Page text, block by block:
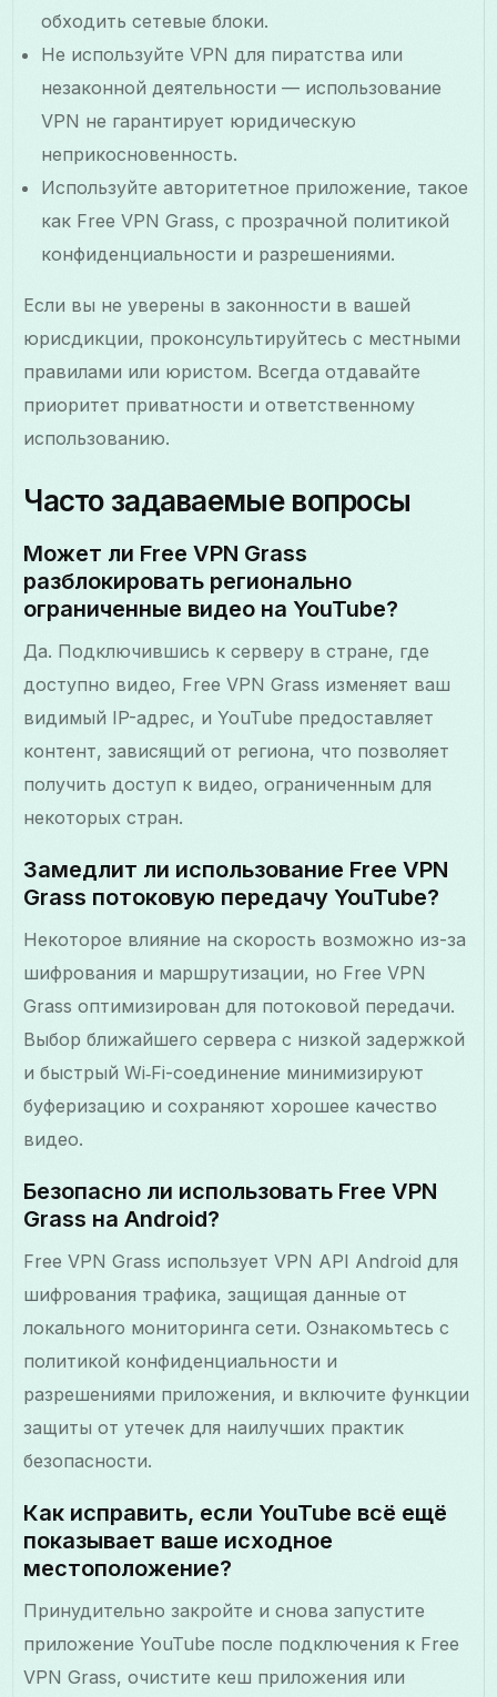
обходить сетевые блоки.
Не используйте VPN для пиратства или
незаконной деятельности — использование
VPN не гарантирует юридическую
неприкосновенность.
Используйте авторитетное приложение, такое
как Free VPN Grass, с прозрачной политикой
конфиденциальности и разрешениями.
Если вы не уверены в законности в вашей
юрисдикции, проконсультируйтесь с местными
правилами или юристом. Всегда отдавайте
приоритет приватности и ответственному
использованию.
Часто задаваемые вопросы
Может ли Free VPN Grass
разблокировать регионально
ограниченные видео на YouTube?
Да. Подключившись к серверу в стране, где
доступно видео, Free VPN Grass изменяет ваш
видимый IP-адрес, и YouTube предоставляет
контент, зависящий от региона, что позволяет
получить доступ к видео, ограниченным для
некоторых стран.
Замедлит ли использование Free VPN
Grass потоковую передачу YouTube?
Некоторое влияние на скорость возможно из-за
шифрования и маршрутизации, но Free VPN
Grass оптимизирован для потоковой передачи.
Выбор ближайшего сервера с низкой задержкой
и быстрый Wi‑Fi-соединение минимизируют
буферизацию и сохраняют хорошее качество
видео.
Безопасно ли использовать Free VPN
Grass на Android?
Free VPN Grass использует VPN API Android для
шифрования трафика, защищая данные от
локального мониторинга сети. Ознакомьтесь с
политикой конфиденциальности и
разрешениями приложения, и включите функции
защиты от утечек для наилучших практик
безопасности.
Как исправить, если YouTube всё ещё
показывает ваше исходное
местоположение?
Принудительно закройте и снова запустите
приложение YouTube после подключения к Free
VPN Grass, очистите кеш приложения или